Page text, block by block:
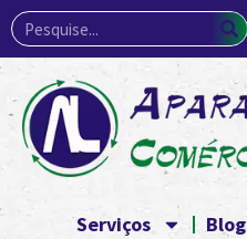
Serviços Blog